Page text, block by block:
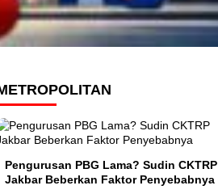
Pengurusan PBG Lama? Sudin CKTRP
Jakbar Beberkan Faktor Penyebabnya